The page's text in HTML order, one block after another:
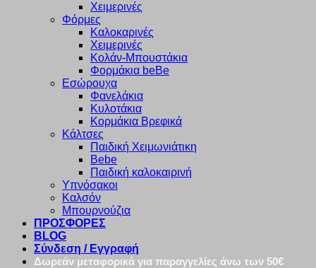
Χειμερινές
Φόρμες
Καλοκαρινές
Χειμερινές
Κολάν-Μπουστάκια
Φορμάκια beBe
Εσώρουχα
Φανελάκια
Κυλοτάκια
Κορμάκια Βρεφικά
Κάλτσες
Παιδική Χειμωνιάτικη
Bebe
Παιδική καλοκαιρινή
Υπνόσακοι
Καλσόν
Μπουρνούζια
ΠΡΟΣΦΟΡΕΣ
BLOG
Σύνδεση / Εγγραφή
Δωρεάν μεταφορικά για παραγγελίες άνω των 50€